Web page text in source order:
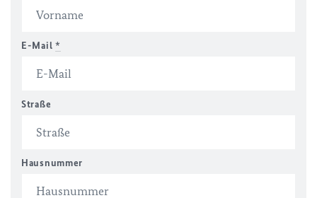
E-Mail *
Straße
Hausnummer